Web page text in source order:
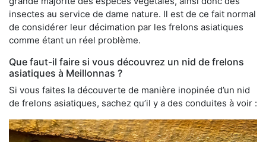
insectes au service de dame nature. Il est de ce fait normal
de considérer leur décimation par les frelons asiatiques
comme étant un réel problème.
Que faut-il faire si vous découvrez un nid de frelons
asiatiques à Meillonnas ?
Si vous faites la découverte de manière inopinée d’un nid
de frelons asiatiques, sachez qu’il y a des conduites à voir :